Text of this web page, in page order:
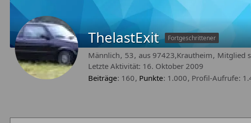
ThelastExit Fortgeschrittener
Männlich 53 aus 97423,Krautheim Mitglied
Letzte Aktivität: 16. Oktober 2009
Beiträge 160 Punkte 1.000 Profil-Aufrufe